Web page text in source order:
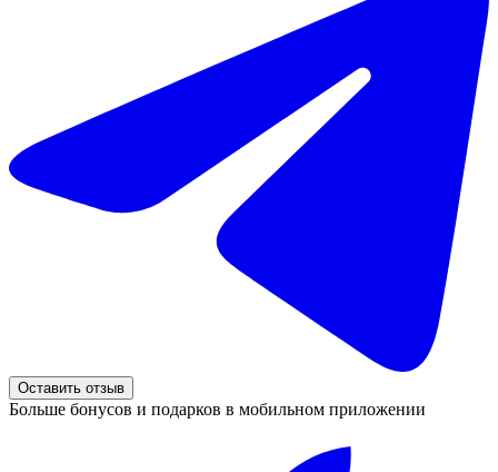
Оставить отзыв
Больше бонусов и подарков в мобильном приложении